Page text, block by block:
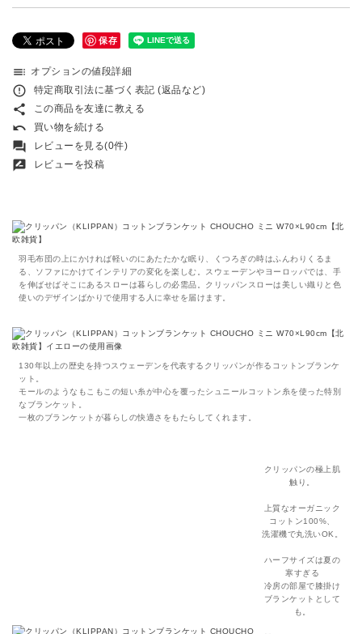
保存
toc オプションの値段詳細
error_outline 特定商取引法に基づく表記 (返品など)
share この商品を友達に教える
undo 買い物を続ける
forum レビューを見る(0件)
rate_review レビューを投稿
羽毛布団の上にかければ軽いのにあたたかな眠り、くつろぎの時はふんわりくるま
る、ソファにかけてインテリアの変化を楽しむ。スウェーデンやヨーロッパでは、手
を伸ばせばそこにあるスローは暮らしの必需品。クリッパンスローは美しい織りと色
使いのデザインばかりで使用する人に幸せを届けます。
130年以上の歴史を持つスウェーデンを代表するクリッパンが作るコットンブランケ
ット。
モールのようなもこもこの短い糸が中心を覆ったシュニールコットン糸を使った特別
なブランケット。
一枚のブランケットが暮らしの快適さをもたらしてくれます。
クリッパンの極上肌
触り。
上質なオーガニック
コットン100%、
洗濯機で丸洗いOK。
ハーフサイズは夏の
寒すぎる
冷房の部屋で膝掛け
ブランケットとして
も。